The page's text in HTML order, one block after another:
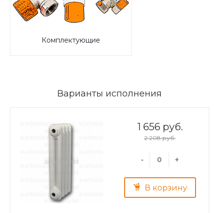
Комплектующие
Варианты исполнения
1 656 руб.
2 208 руб.
- +
В корзину